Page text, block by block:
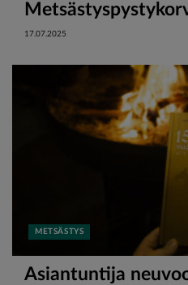
17.07.2025
METSÄSTYS
Asiantuntija